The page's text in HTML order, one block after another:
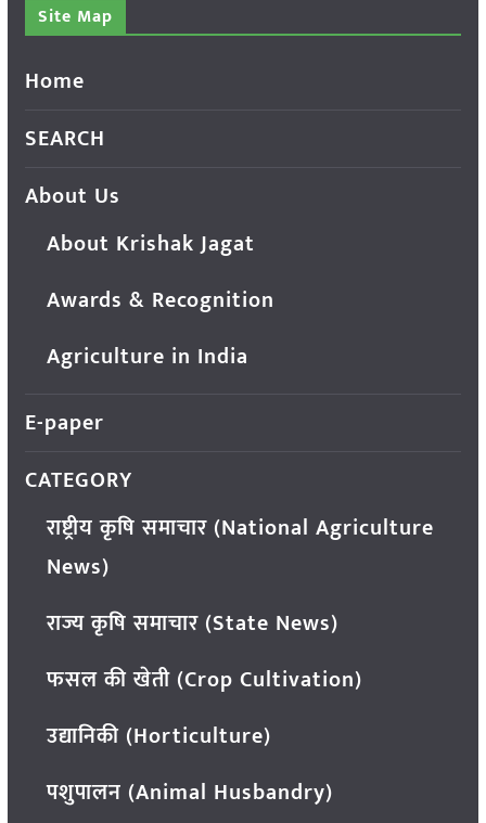
Site Map
Home
SEARCH
About Us
About Krishak Jagat
Awards & Recognition
Agriculture in India
E-paper
CATEGORY
राष्ट्रीय कृषि समाचार (National Agriculture
News)
राज्य कृषि समाचार (State News)
फसल की खेती (Crop Cultivation)
उद्यानिकी (Horticulture)
पशुपालन (Animal Husbandry)